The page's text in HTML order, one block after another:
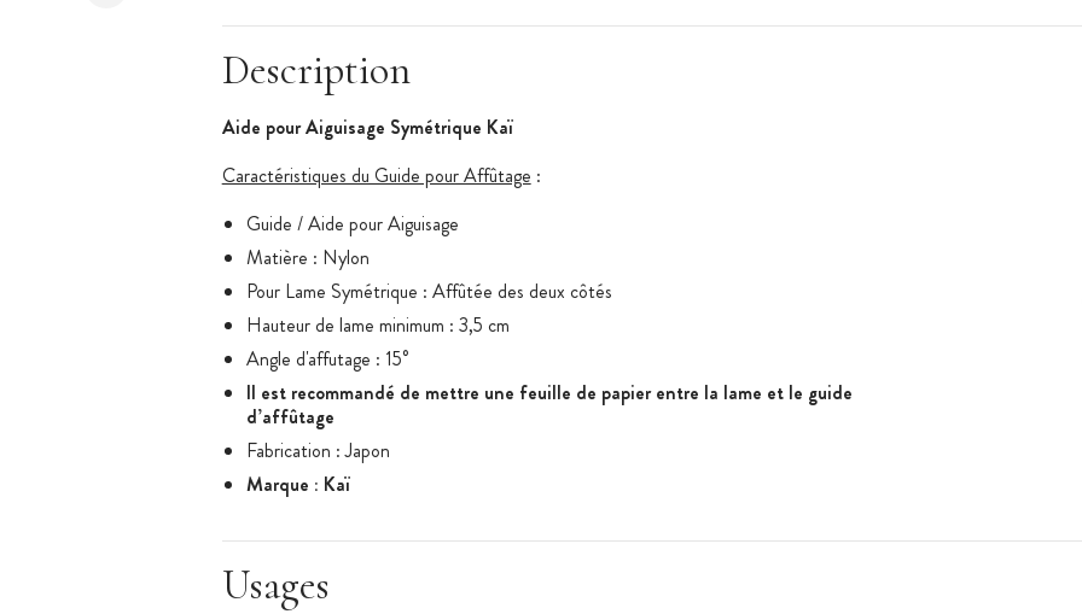
Description
Aide pour Aiguisage Symétrique Kaï
Caractéristiques du Guide pour Affûtage :
Guide / Aide pour Aiguisage
Matière : Nylon
Pour Lame Symétrique : Affûtée des deux côtés
Hauteur de lame minimum : 3,5 cm
Angle d'affutage : 15°
Il est recommandé de mettre une feuille de papier entre la lame et le guide
d’affûtage
Fabrication : Japon
Marque : Kaï
Usages